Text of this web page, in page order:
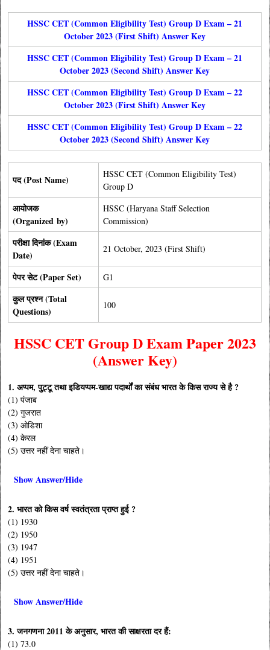
HSSC CET (Common Eligibility Test) Group D Exam – 21
October 2023 (First Shift) Answer Key
HSSC CET (Common Eligibility Test) Group D Exam – 21
October 2023 (Second Shift) Answer Key
HSSC CET (Common Eligibility Test) Group D Exam – 22
October 2023 (First Shift) Answer Key
HSSC CET (Common Eligibility Test) Group D Exam – 22
October 2023 (Second Shift) Answer Key
पद (Post Name)
HSSC CET (Common Eligibility Test)
Group D
आयोजक
(Organized by)
HSSC (Haryana Staff Selection
Commission)
परीक्षा दिनांक (Exam
Date)
21 October, 2023 (First Shift)
पेपर सेट (Paper Set) G1
कुल प्रश्न (Total
Questions)
100
HSSC CET Group D Exam Paper 2023
(Answer Key)
1. अप्पम, पुट्टू तथा इडियप्पम-खाद्य पदार्थों का संबंध भारत के किस राज्य से है ?
(1) पंजाब
(2) गुजरात
(3) ओडिशा
(4) केरल
(5) उत्तर नहीं देना चाहते।
Show Answer/Hide
2. भारत को किस वर्ष स्वतंत्रता प्राप्त हुई ?
(1) 1930
(2) 1950
(3) 1947
(4) 1951
(5) उत्तर नहीं देना चाहते।
Show Answer/Hide
3. जनगणना 2011 के अनुसार, भारत की साक्षरता दर हैं:
(1) 73.0